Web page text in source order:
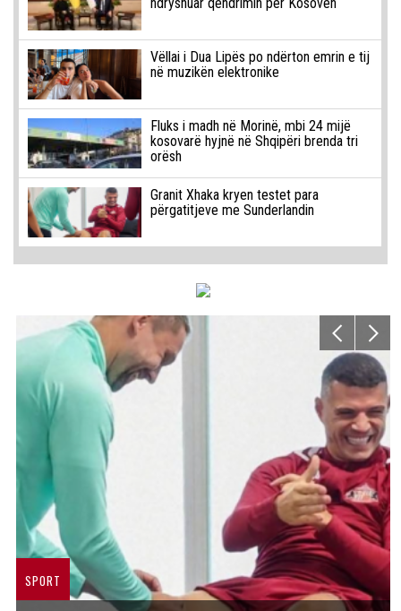
Vëllai i Dua Lipës po ndërton emrin e tij
në muzikën elektronike
Fluks i madh në Morinë, mbi 24 mijë
kosovarë hyjnë në Shqipëri brenda tri
orësh
Granit Xhaka kryen testet para
përgatitjeve me Sunderlandin
SPORT